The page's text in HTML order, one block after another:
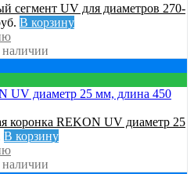
сегмент UV для диаметров 270-
В корзину
коронка REKON UV диаметр 25
В корзину